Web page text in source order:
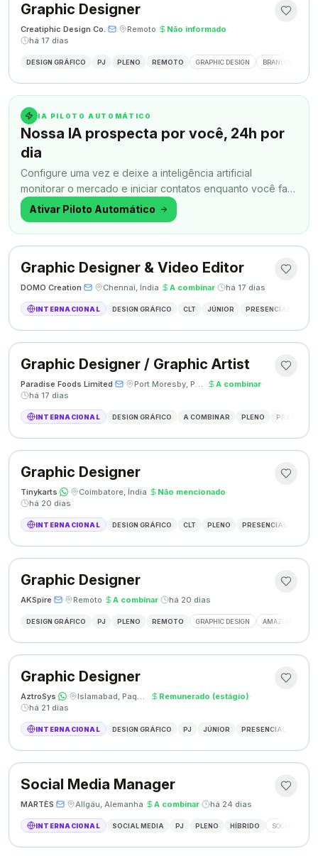
Graphic Designer
Creatiphic Design Co.· · Remoto· Não informado·
há 17 dias
DESIGN GRÁFICO PJ PLENO REMOTO GRAPHIC DESIGN BRANDING
IA PILOTO AUTOMÁTICO
Nossa IA prospecta por você, 24h por
dia
Configure uma vez e deixe a inteligência artificial
monitorar o mercado e iniciar contatos enquanto você faz
outra coisa.
Ativar Piloto Automático
Graphic Designer & Video Editor
DOMO Creation· · Chennai, Índia· A combinar· há 17 dias
INTERNACIONAL DESIGN GRÁFICO CLT JÚNIOR PRESENCIAL
Graphic Designer / Graphic Artist
Paradise Foods Limited· · Port Moresby, Papua Nova Guiné · A combinar·
há 17 dias
INTERNACIONAL DESIGN GRÁFICO A COMBINAR PLENO
Graphic Designer
Tinykarts· · Coimbatore, Índia· Não mencionado·
há 20 dias
INTERNACIONAL DESIGN GRÁFICO CLT PLENO PRESENCIAL
Graphic Designer
AKSpire· · Remoto· A combinar· há 20 dias
DESIGN GRÁFICO PJ PLENO REMOTO GRAPHIC DESIGN AMAZON A+
Graphic Designer
AztroSys· · Islamabad, Paquistão · Remunerado (estágio)·
há 21 dias
INTERNACIONAL DESIGN GRÁFICO PJ JÚNIOR PRESENCIAL
Social Media Manager
MARTÈS· · Allgäu, Alemanha· A combinar· há 24 dias
INTERNACIONAL SOCIAL MEDIA PJ PLENO HÍBRIDO SOCIAL MEDIA